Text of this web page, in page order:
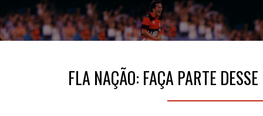
FLA NAÇÃO: FAÇA PARTE